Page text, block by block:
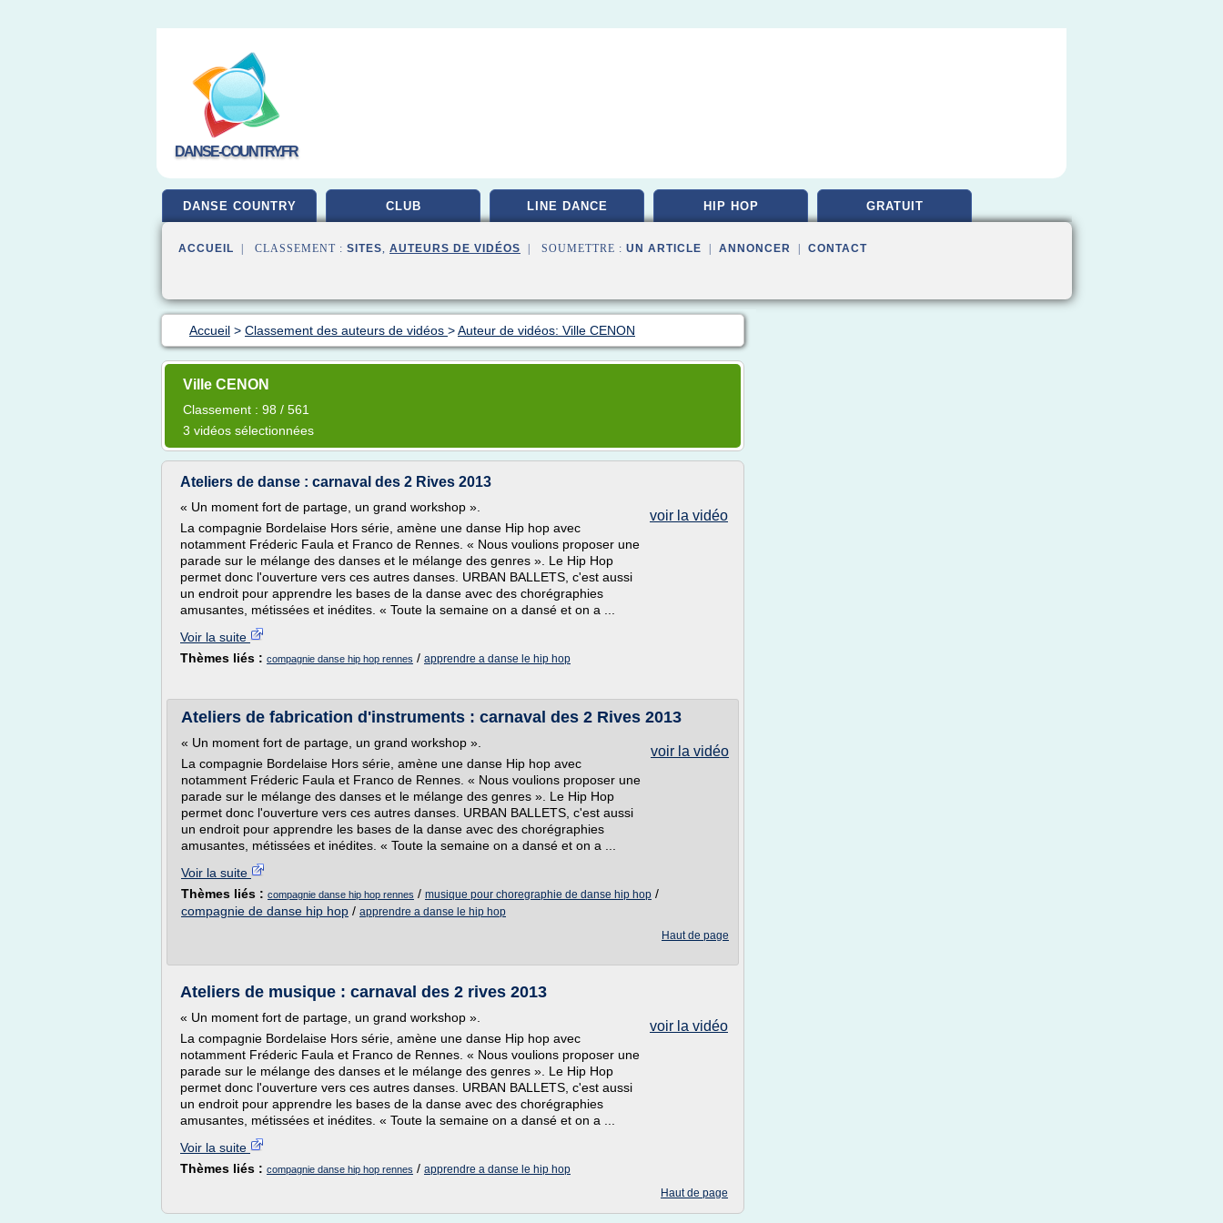
DANSE-COUNTRY.FR
DANSE COUNTRY CLUB LINE DANCE HIP HOP GRATUIT
ACCUEIL | CLASSEMENT : SITES, AUTEURS DE VIDÉOS | SOUMETTRE : UN ARTICLE ANNONCER CONTACT
Accueil > Classement des auteurs de vidéos >Auteur de vidéos: Ville CENON
Ville CENON
Classement : 98 / 561
3 vidéos sélectionnées
Ateliers de danse : carnaval des 2 Rives 2013
voir la vidéo
« Un moment fort de partage, un grand workshop ».
La compagnie Bordelaise Hors série, amène une danse Hip hop avec
notamment Fréderic Faula et Franco de Rennes. « Nous voulions proposer une
parade sur le mélange des danses et le mélange des genres ». Le Hip Hop
permet donc l'ouverture vers ces autres danses. URBAN BALLETS, c'est aussi
un endroit pour apprendre les bases de la danse avec des chorégraphies
amusantes, métissées et inédites. « Toute la semaine on a dansé et on a ...
Voir la suite
Thèmes liés : compagnie danse hip hop rennes / apprendre a danse le hip hop
Ateliers de fabrication d'instruments : carnaval des 2 Rives 2013
voir la vidéo
« Un moment fort de partage, un grand workshop ».
La compagnie Bordelaise Hors série, amène une danse Hip hop avec
notamment Fréderic Faula et Franco de Rennes. « Nous voulions proposer une
parade sur le mélange des danses et le mélange des genres ». Le Hip Hop
permet donc l'ouverture vers ces autres danses. URBAN BALLETS, c'est aussi
un endroit pour apprendre les bases de la danse avec des chorégraphies
amusantes, métissées et inédites. « Toute la semaine on a dansé et on a ...
Voir la suite
Thèmes liés : compagnie danse hip hop rennes / musique pour choregraphie de danse hip hop /
compagnie de danse hip hop / apprendre a danse le hip hop
Haut de page
Ateliers de musique : carnaval des 2 rives 2013
voir la vidéo
« Un moment fort de partage, un grand workshop ».
La compagnie Bordelaise Hors série, amène une danse Hip hop avec
notamment Fréderic Faula et Franco de Rennes. « Nous voulions proposer une
parade sur le mélange des danses et le mélange des genres ». Le Hip Hop
permet donc l'ouverture vers ces autres danses. URBAN BALLETS, c'est aussi
un endroit pour apprendre les bases de la danse avec des chorégraphies
amusantes, métissées et inédites. « Toute la semaine on a dansé et on a ...
Voir la suite
Thèmes liés : compagnie danse hip hop rennes / apprendre a danse le hip hop
Haut de page